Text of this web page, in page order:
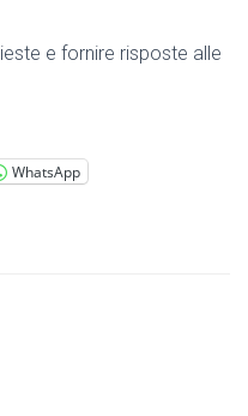
e fornire risposte alle
WhatsApp